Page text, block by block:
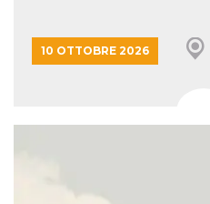
10 OTTOBRE 2026